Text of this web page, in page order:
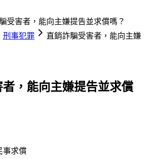
受害者，能向主嫌提告並求償嗎？
刑事犯罪
直銷詐騙受害者，能向主嫌
，能向主嫌提告並求償
事求償